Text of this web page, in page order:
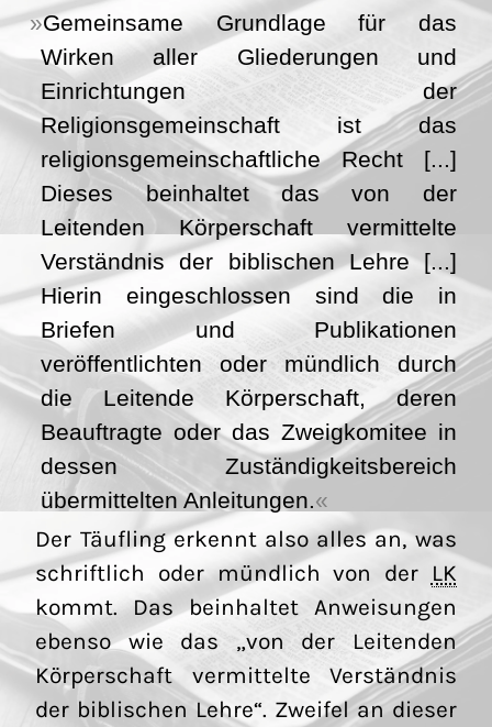
Gemeinsame Grundlage für das
Wirken aller Gliederungen und
Einrichtungen der
Religionsgemeinschaft ist das
religionsgemeinschaftliche Recht [...]
Dieses beinhaltet das von der
Leitenden Körperschaft vermittelte
Verständnis der biblischen Lehre [...]
Hierin eingeschlossen sind die in
Briefen und Publikationen
veröffentlichten oder mündlich durch
die Leitende Körperschaft, deren
Beauftragte oder das Zweigkomitee in
dessen Zuständigkeitsbereich
übermittelten Anleitungen.
Der Täufling erkennt also alles an, was
schriftlich oder mündlich von der LK
kommt. Das beinhaltet Anweisungen
ebenso wie das „von der Leitenden
Körperschaft vermittelte Verständnis
der biblischen Lehre“. Zweifel an dieser